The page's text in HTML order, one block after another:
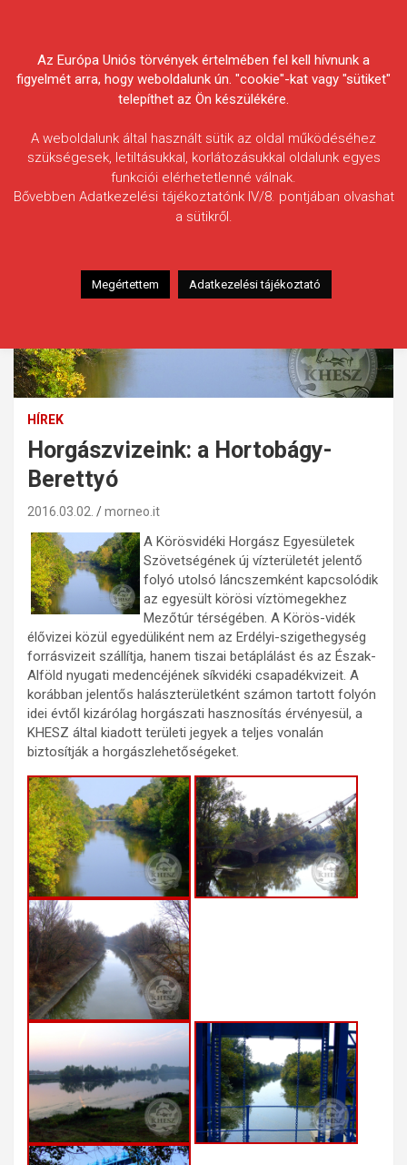
Egyesületek Szövetsége
HÍREK
Horgászvizeink: a Hortobágy-
Berettyó
2016.03.02. morneo.it
A Körösvidéki Horgász Egyesületek
Szövetségének új vízterületét jelentő
folyó utolsó láncszemként kapcsolódik
az egyesült körösi víztömegekhez
Mezőtúr térségében. A Körös-vidék
élővizei közül egyedüliként nem az Erdélyi-szigethegység
forrásvizeit szállítja, hanem tiszai betáplálást és az Észak-
Alföld nyugati medencéjének síkvidéki csapadékvizeit. A
korábban jelentős halászterületként számon tartott folyón
idei évtől kizárólag horgászati hasznosítás érvényesül, a
KHESZ által kiadott területi jegyek a teljes vonalán
biztosítják a horgászlehetőségeket.
Az Európa Uniós törvények értelmében fel kell hívnunk a
figyelmét arra, hogy weboldalunk ún. "cookie"-kat vagy "sütiket"
telepíthet az Ön készülékére.
A weboldalunk által használt sütik az oldal működéséhez
szükségesek, letiltásukkal, korlátozásukkal oldalunk egyes
funkciói elérhetetlenné válnak.
Bővebben Adatkezelési tájékoztatónk IV/8. pontjában olvashat
a sütikről.
Megértettem Adatkezelési tájékoztató